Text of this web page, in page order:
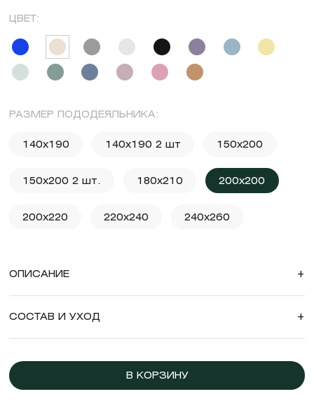
ЦВЕТ:
РАЗМЕР ПОДОДЕЯЛЬНИКА:
140x190 140x190 2 шт 150x200
150x200 2 шт. 180x210 200x200
200x220 220x240 240x260
ОПИСАНИЕ +
СОСТАВ И УХОД +
В КОРЗИНУ